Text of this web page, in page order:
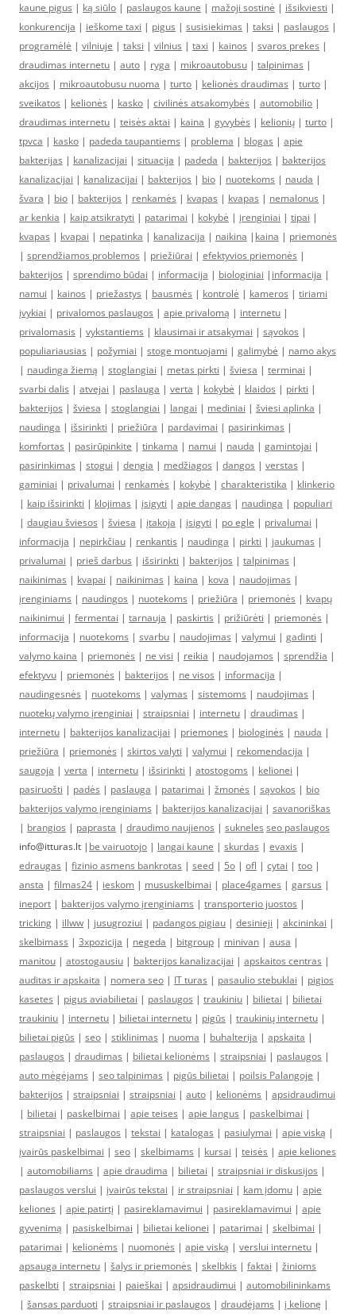
kaune pigus | ką siūlo | paslaugos kaune | mažoji sostinė | išsikviesti |
konkurencija | ieškome taxi | pigus | susisiekimas | taksi | paslaugos |
programėlė | vilniuje | taksi | vilnius | taxi | kainos | svaros prekes |
draudimas internetu | auto | ryga | mikroautobusu | talpinimas |
akcijos | mikroautobusu nuoma | turto | kelionės draudimas | turto |
sveikatos | kelionės | kasko | civilinės atsakomybės | automobilio |
draudimas internetu | teisės aktai | kaina | gyvybės | kelionių | turto |
tpvca | kasko | padeda taupantiems | problema | blogas | apie
bakterijas | kanalizacijai | situacija | padeda | bakterijos | bakterijos
kanalizacijai | kanalizacijai | bakterijos | bio | nuotekoms | nauda |
švara | bio | bakterijos | renkamės | kvapas | kvapas | nemalonus |
ar kenkia | kaip atsikratyti | patarimai | kokybė | įrenginiai | tipai |
kvapas | kvapai | nepatinka | kanalizacija | naikina | kaina | priemonės
| sprendžiamos problemos | priežiūrai | efektyvios priemonės |
bakterijos | sprendimo būdai | informacija | biologiniai | informacija |
namui | kainos | priežastys | bausmės | kontrolė | kameros | tiriami
įvykiai | privalomos paslaugos | apie privalomą | internetu |
privalomasis | vykstantiems | klausimai ir atsakymai | sąvokos |
populiariausias | požymiai | stoge montuojami | galimybė | namo akys
| naudinga žiemą | stoglangiai | metas pirkti | šviesa | terminai |
svarbi dalis | atvejai | paslauga | verta | kokybė | klaidos | pirkti |
bakterijos | šviesa | stoglangiai | langai | mediniai | šviesi aplinka |
naudinga | išsirinkti | priežiūra | pardavimai | pasirinkimas |
komfortas | pasirūpinkite | tinkama | namui | nauda | gamintojai |
pasirinkimas | stogui | dengia | medžiagos | dangos | verstas |
gaminiai | privalumai | renkamės | kokybė | charakteristika | klinkerio
| kaip išsirinkti | klojimas | įsigyti | apie dangas | naudinga | populiari
| daugiau šviesos | šviesa | įtakoja | įsigyti | po egle | privalumai |
informacija | nepirkčiau | renkantis | naudinga | pirkti | jaukumas |
privalumai | prieš darbus | išsirinkti | bakterijos | talpinimas |
naikinimas | kvapai | naikinimas | kaina | kova | naudojimas |
įrenginiams | naudingos | nuotekoms | priežiūra | priemonės | kvapų
naikinimui | fermentai | tarnauja | paskirtis | prižiūrėti | priemonės |
informacija | nuotekoms | svarbu | naudojimas | valymui | gadinti |
valymo kaina | priemonės | ne visi | reikia | naudojamos | sprendžia |
efektyvu | priemonės | bakterijos | ne visos | informacija |
naudingesnės | nuotekoms | valymas | sistemoms | naudojimas |
nuotekų valymo įrenginiai | straipsniai | internetu | draudimas |
internetu | bakterijos kanalizacijai | priemones | biologinės | nauda |
priežiūra | priemonės | skirtos valyti | valymui | rekomendacija |
saugoja | verta | internetu | išsirinkti | atostogoms | kelionei |
pasiruošti | padės | paslauga | patarimai | žmonės | sąvokos | bio
bakterijos valymo įrenginiams | bakterijos kanalizacijai | savanoriškas
| brangios | paprasta | draudimo naujienos | sukneles seo paslaugos
info@itturas.lt | be vairuotojo | langai kaune | skurdas | evaxis |
edraugas | fizinio asmens bankrotas | seed | 5o | ofl | cytai | too |
ansta | filmas24 | ieskom | mususkelbimai | place4games | garsus |
ineport | bakterijos valymo įrenginiams | transporterio juostos |
tricking | illww | jusugroziui | padangos pigiau | desinieji | akcininkai |
skelbimass | 3xpozicija | negeda | bitgroup | minivan | ausa |
manitou | atostogausiu | bakterijos kanalizacijai | apskaitos centras |
auditas ir apskaita | nomera seo | IT turas | pasaulio stebuklai | pigios
kasetes | pigus aviabilietai | paslaugos | traukiniu | bilietai | bilietai
traukiniu | internetu | bilietai internetu | pigūs | traukinių internetu |
bilietai pigūs | seo | stiklinimas | nuoma | buhalterija | apskaita |
paslaugos | draudimas | bilietai kelionėms | straipsniai | paslaugos |
auto mėgėjams | seo talpinimas | pigūs bilietai | poilsis Palangoje |
bakterijos | straipsniai | straipsniai | auto | kelionėms | apsidraudimui
| bilietai | paskelbimai | apie teises | apie langus | paskelbimai |
straipsniai | paslaugos | tekstai | katalogas | pasiulymai | apie viską |
įvairūs paskelbimai | seo | skelbimams | kursai | teisės | apie keliones
| automobiliams | apie draudima | bilietai | straipsniai ir diskusijos |
paslaugos verslui | įvairūs tekstai | ir straipsniai | kam įdomu | apie
keliones | apie patirtį | pasireklamavimui | pasireklamavimui | apie
gyvenimą | pasiskelbimai | bilietai kelionei | patarimai | skelbimai |
patarimai | kelionėms | nuomonės | apie viską | verslui internetu |
apsauga internetu | šalys ir priemonės | skelbkis | faktai | žinioms
paskelbti | straipsniai | paieškai | apsidraudimui | automobilininkams
| šansas parduoti | straipsniai ir paslaugos | draudėjams | į kelionę |